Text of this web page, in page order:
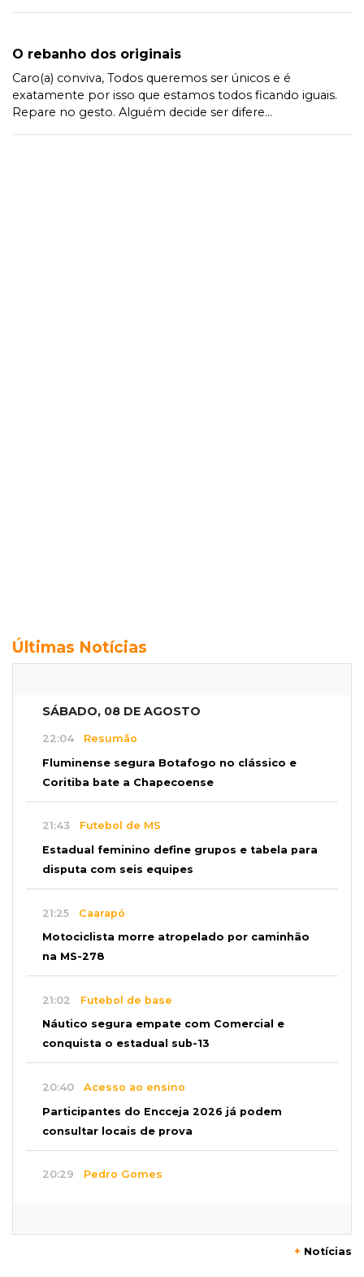
O rebanho dos originais
Caro(a) conviva, Todos queremos ser únicos e é
exatamente por isso que estamos todos ficando iguais.
Repare no gesto. Alguém decide ser difere...
Últimas Notícias
SÁBADO, 08 DE AGOSTO
22:04 Resumão
Fluminense segura Botafogo no clássico e
Coritiba bate a Chapecoense
21:43 Futebol de MS
Estadual feminino define grupos e tabela para
disputa com seis equipes
21:25 Caarapó
Motociclista morre atropelado por caminhão
na MS-278
21:02 Futebol de base
Náutico segura empate com Comercial e
conquista o estadual sub-13
20:40 Acesso ao ensino
Participantes do Encceja 2026 já podem
consultar locais de prova
20:29 Pedro Gomes
+ Notícias